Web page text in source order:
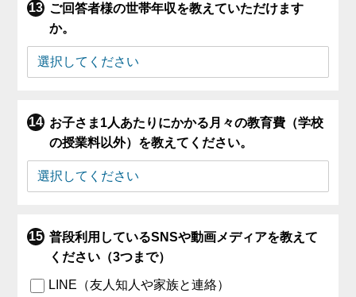
ご回答者様の世帯年収を教えていただけます
か。
お子さま1人あたりにかかる月々の教育費（学校
の授業料以外）を教えてください。
普段利用しているSNSや動画メディアを教えて
ください（3つまで）
LINE（友人知人や家族と連絡）